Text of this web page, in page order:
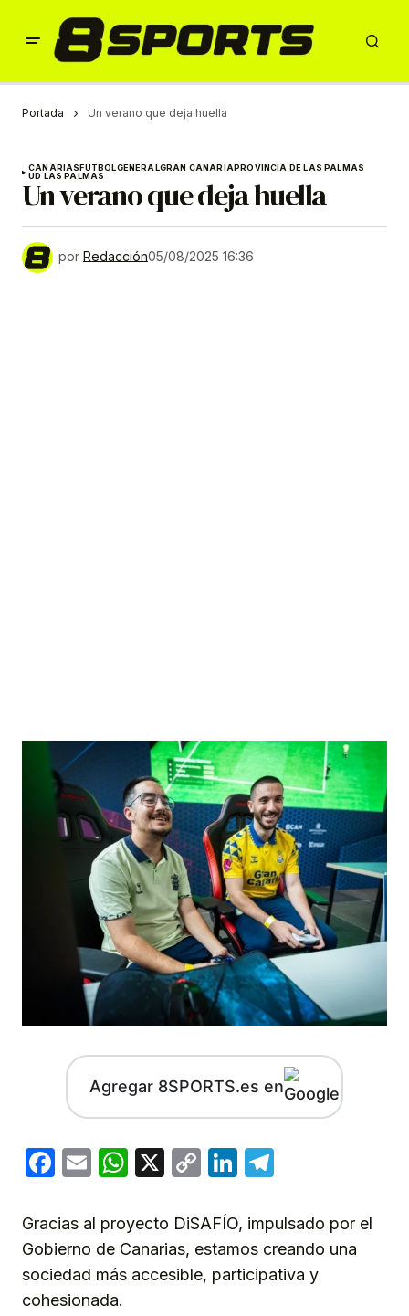
Portada Un verano que deja huella
CANARIASFÚTBOLGENERALGRAN CANARIAPROVINCIA DE LAS PALMAS
UD LAS PALMAS
Un verano que deja huella
por Redacción05/08/2025 16:36
Agregar 8SPORTS.es en
Facebook
EmailWhatsApp
X
CopyLinkedIn
Gracias al proyecto DiSAFÍO, impulsado por el
Gobierno de Canarias, estamos creando una
sociedad más accesible, participativa y
cohesionada.